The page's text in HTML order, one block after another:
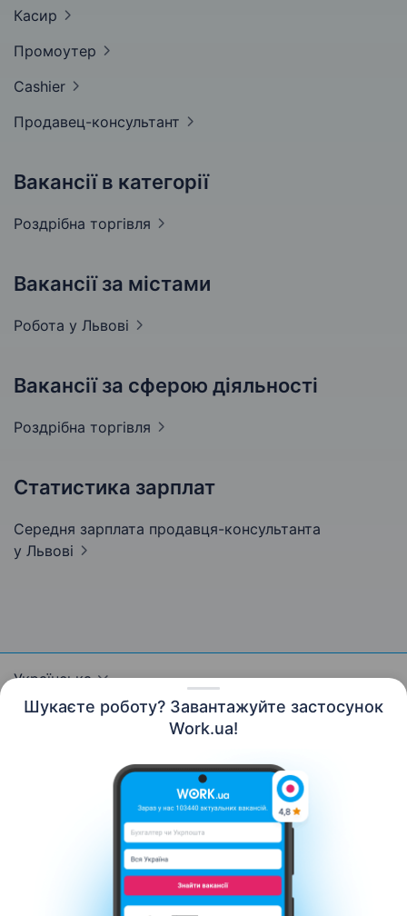
Шукаєте роботу? Завантажуйте застосунок
Work.ua!
Касир
Промоутер
Cashier
Продавец-консультант
Вакансії в категорії
Роздрібна торгівля
Вакансії за містами
Робота у Львові
Вакансії за сферою діяльності
Роздрібна торгівля
Статистика зарплат
Середня зарплата продавця-консультанта
у Львові
Українська
Контакти Про нас
Кар’єра
Новини Work.ua
Допомога Умови використання
Роботодавцю